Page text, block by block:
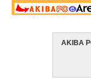
AKIBA